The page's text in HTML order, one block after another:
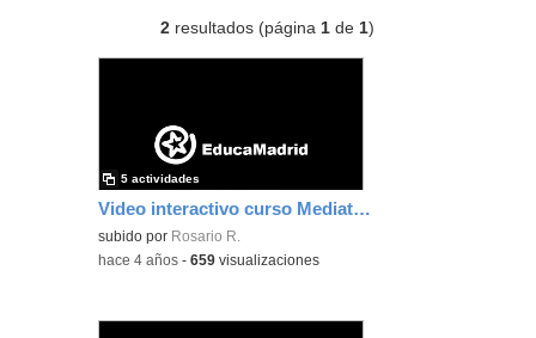
2 resultados (página1 de1)
Video interactivo curso Mediateca
subido por Rosario R.
5 actividades
-hace 4 años -659 visualizaciones